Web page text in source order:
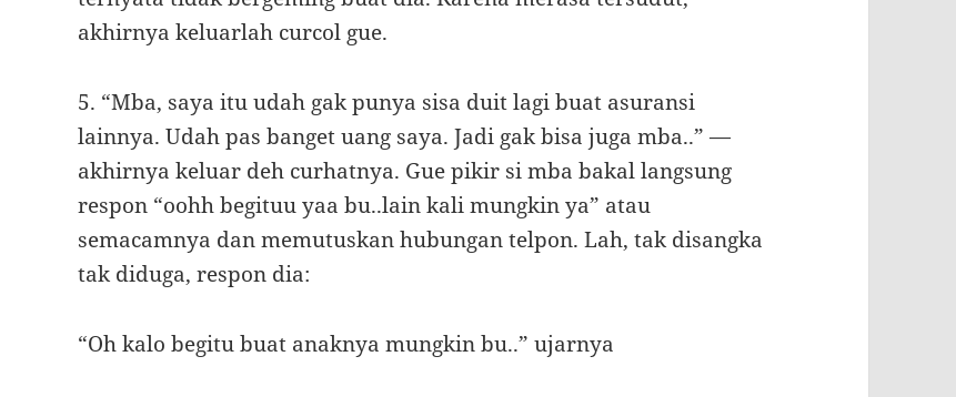
akhirnya keluarlah curcol gue.
5. “Mba, saya itu udah gak punya sisa duit lagi buat asuransi
lainnya. Udah pas banget uang saya. Jadi gak bisa juga mba..” —
akhirnya keluar deh curhatnya. Gue pikir si mba bakal langsung
respon “oohh begituu yaa bu..lain kali mungkin ya” atau
semacamnya dan memutuskan hubungan telpon. Lah, tak disangka
tak diduga, respon dia:
“Oh kalo begitu buat anaknya mungkin bu..” ujarnya